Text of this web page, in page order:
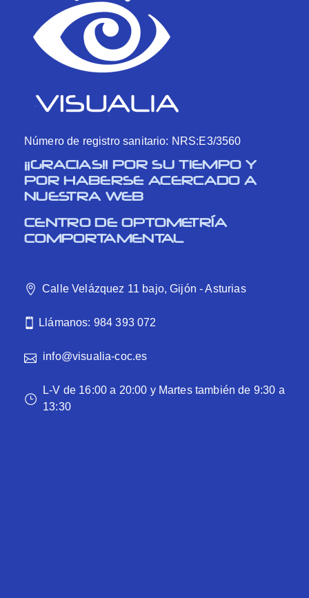
Número de registro sanitario: NRS:E3/3560
¡¡GRACIAS!! POR SU TIEMPO Y
POR HABERSE ACERCADO A
NUESTRA WEB
CENTRO DE OPTOMETRÍA
COMPORTAMENTAL
Calle Velázquez 11 bajo, Gijón - Asturias
Llámanos: 984 393 072
info@visualia-coc.es
L-V de 16:00 a 20:00 y Martes también de 9:30 a
13:30